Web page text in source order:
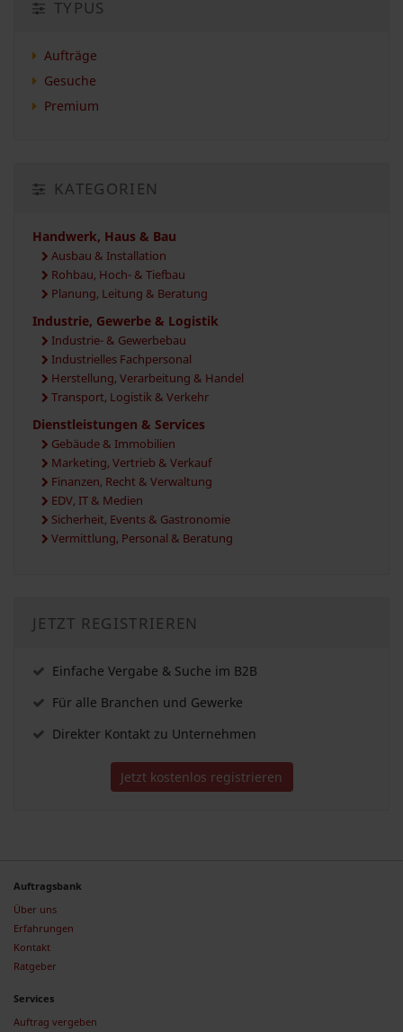
TYPUS
Aufträge
Gesuche
Premium
KATEGORIEN
Handwerk, Haus & Bau
Ausbau & Installation
Rohbau, Hoch- & Tiefbau
Planung, Leitung & Beratung
Industrie, Gewerbe & Logistik
Industrie- & Gewerbebau
Industrielles Fachpersonal
Herstellung, Verarbeitung & Handel
Transport, Logistik & Verkehr
Dienstleistungen & Services
Gebäude & Immobilien
Marketing, Vertrieb & Verkauf
Finanzen, Recht & Verwaltung
EDV, IT & Medien
Sicherheit, Events & Gastronomie
Vermittlung, Personal & Beratung
JETZT REGISTRIEREN
Einfache Vergabe & Suche im B2B
Für alle Branchen und Gewerke
Direkter Kontakt zu Unternehmen
Jetzt kostenlos registrieren
Auftragsbank
Über uns
Erfahrungen
Kontakt
Ratgeber
Services
Auftrag vergeben